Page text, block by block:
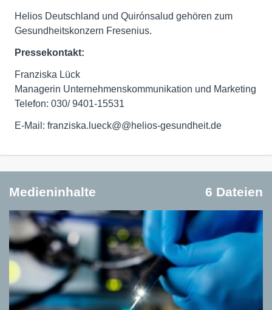
Helios Deutschland und Quirónsalud gehören zum
Gesundheitskonzern Fresenius.
Pressekontakt:
Franziska Lück
Managerin Unternehmenskommunikation und Marketing
Telefon: 030/ 9401-15531
E-Mail: franziska.lueck@@helios-gesundheit.de
Medieninhalte 6 Dateien